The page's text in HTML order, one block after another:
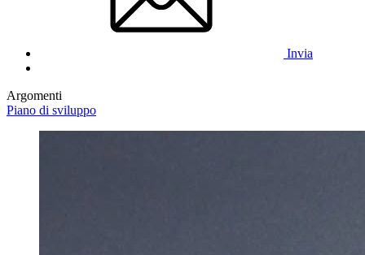
Invia
Argomenti
Piano di sviluppo